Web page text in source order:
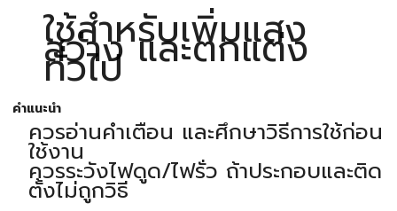
ใช้สำหรับเพิ่มแสง
สว่าง และตกแต่ง
ทั่วไป
คำแนะนำ
ควรอ่านคำเตือน และศึกษาวิธีการใช้ก่อน
ใช้งาน
ควรระวังไฟดูด/ไฟรั่ว ถ้าประกอบและติด
ตั้งไม่ถูกวิธี